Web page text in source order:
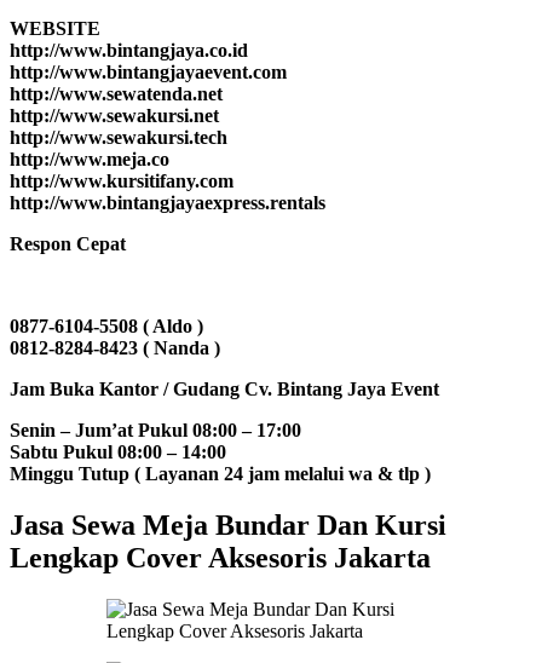
WEBSITE
http://www.bintangjaya.co.id
http://www.bintangjayaevent.com
http://www.sewatenda.net
http://www.sewakursi.net
http://www.sewakursi.tech
http://www.meja.co
http://www.kursitifany.com
http://www.bintangjayaexpress.rentals
Respon Cepat
0877-6104-5508 ( Aldo )
0812-8284-8423 ( Nanda )
Jam Buka Kantor / Gudang Cv. Bintang Jaya Event
Senin – Jum’at Pukul 08:00 – 17:00
Sabtu Pukul 08:00 – 14:00
Minggu Tutup ( Layanan 24 jam melalui wa & tlp )
Jasa Sewa Meja Bundar Dan Kursi
Lengkap Cover Aksesoris Jakarta